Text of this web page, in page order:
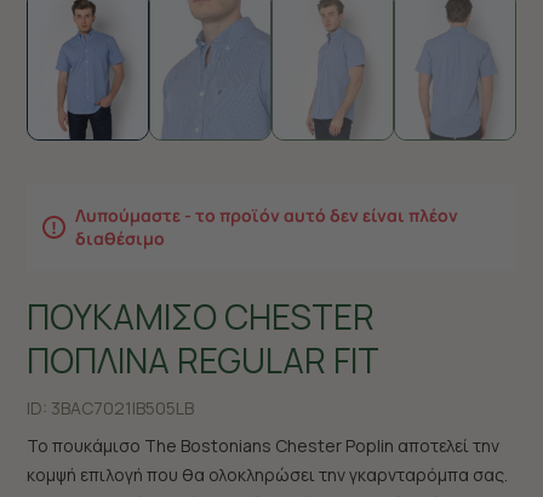
Λυπούμαστε - το προϊόν αυτό δεν είναι πλέον
διαθέσιμο
ΠΟΥΚΑΜΙΣΟ CHESTER
ΠΟΠΛΙΝΑ REGULAR FIT
ID: 3BAC7021|B505LB
Το πουκάμισο The Bostonians Chester Poplin αποτελεί την
κομψή επιλογή που θα ολοκληρώσει την γκαρνταρόμπα σας.